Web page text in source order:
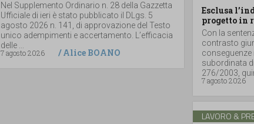
Nel Supplemento Ordinario n. 28 della Gazzetta
Ufficiale di ieri è stato pubblicato il DLgs. 5
agosto 2026 n. 141, di approvazione del Testo
unico adempimenti e accertamento. L’efficacia
delle ...
7 agosto 2026
/Alice BOANO
Esclusa
progetto in
Con la
contrasto
conseguenze
subordinata
276/2003,
7 agosto 2026
LAVORO &